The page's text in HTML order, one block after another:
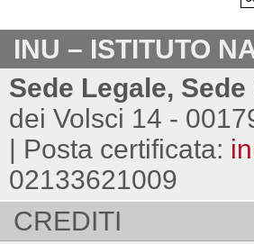
INU – ISTITUTO
Sede Legale,
dei Volsci 14 -
| Posta certificata:
02133621009
CREDITI